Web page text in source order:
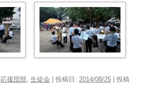
応援団部, 生徒会 | 投稿日: 2014/08/25
投稿